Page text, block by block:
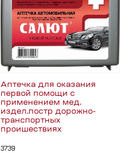
Аптечка для оказания
первой помощи с
применением мед.
издел.постр дорожно-
транспортных
проишествиях
3739